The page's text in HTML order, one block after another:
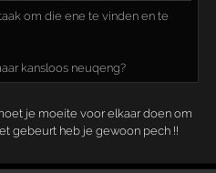
om die ene te vinden en te
kansloos neuqeng?
je moeite voor elkaar doen om
gebeurt heb je gewoon pech !!